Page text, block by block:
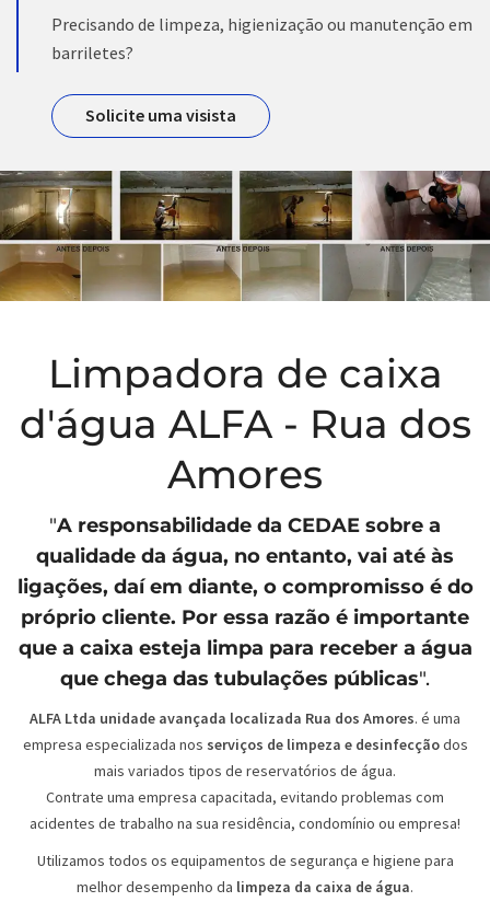
Precisando de limpeza, higienização ou manutenção em
barriletes?
Solicite uma visista
Limpadora de caixa
d'água ALFA - Rua dos
Amores
"A responsabilidade da CEDAE sobre a
qualidade da água, no entanto, vai até às
ligações, daí em diante, o compromisso é do
próprio cliente. Por essa razão é importante
que a caixa esteja limpa para receber a água
que chega das tubulações públicas".
ALFA Ltda unidade avançada localizada Rua dos Amores. é uma
empresa especializada nos serviços de limpeza e desinfecçãodos
mais variados tipos de reservatórios de água.
Contrate uma empresa capacitada, evitando problemas com
acidentes de trabalho na sua residência, condomínio ou empresa!
Utilizamos todos os equipamentos de segurança e higiene para
melhor desempenho da limpeza da caixa de água.